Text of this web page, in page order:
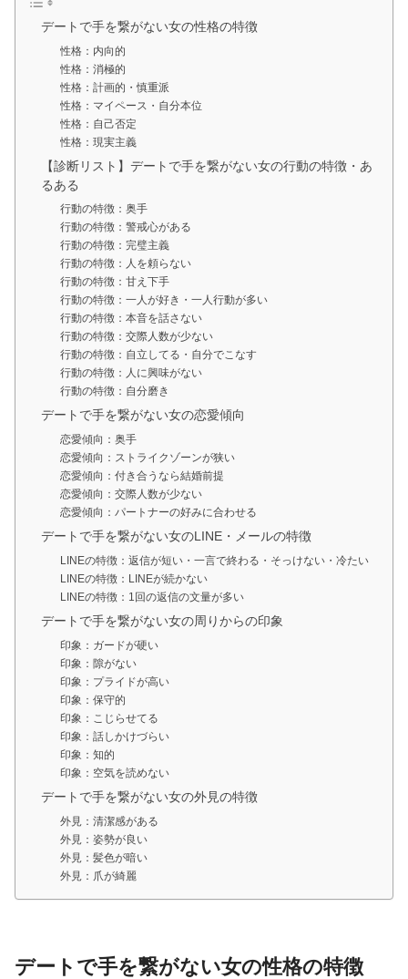
デートで手を繋がない女の性格の特徴
性格：内向的
性格：消極的
性格：計画的・慎重派
性格：マイペース・自分本位
性格：自己否定
性格：現実主義
【診断リスト】デートで手を繋がない女の行動の特徴・あ
るある
行動の特徴：奥手
行動の特徴：警戒心がある
行動の特徴：完璧主義
行動の特徴：人を頼らない
行動の特徴：甘え下手
行動の特徴：一人が好き・一人行動が多い
行動の特徴：本音を話さない
行動の特徴：交際人数が少ない
行動の特徴：自立してる・自分でこなす
行動の特徴：人に興味がない
行動の特徴：自分磨き
デートで手を繋がない女の恋愛傾向
恋愛傾向：奥手
恋愛傾向：ストライクゾーンが狭い
恋愛傾向：付き合うなら結婚前提
恋愛傾向：交際人数が少ない
恋愛傾向：パートナーの好みに合わせる
デートで手を繋がない女のLINE・メールの特徴
LINEの特徴：返信が短い・一言で終わる・そっけない・冷たい
LINEの特徴：LINEが続かない
LINEの特徴：1回の返信の文量が多い
デートで手を繋がない女の周りからの印象
印象：ガードが硬い
印象：隙がない
印象：プライドが高い
印象：保守的
印象：こじらせてる
印象：話しかけづらい
印象：知的
印象：空気を読めない
デートで手を繋がない女の外見の特徴
外見：清潔感がある
外見：姿勢が良い
外見：髪色が暗い
外見：爪が綺麗
デートで手を繋がない女の性格の特徴